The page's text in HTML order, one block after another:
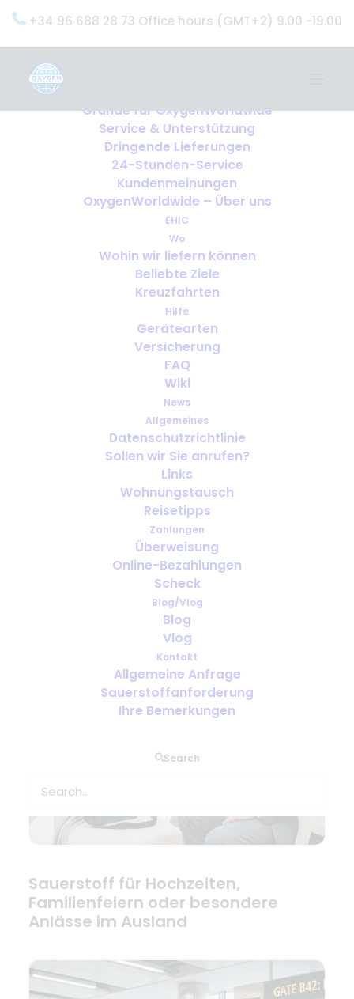
+34 96 688 28 73 Office hours (GMT+2) 9.00 -19.00
Gründe für OxygenWorldwide
Service & Unterstützung
Dringende Lieferungen
24-Stunden-Service
Kundenmeinungen
OxygenWorldwide – Über uns
EHIC
Wo
Wohin wir liefern können
Beliebte Ziele
Kreuzfahrten
Hilfe
Gerätearten
Versicherung
FAQ
Wiki
News
Allgemeines
Datenschutzrichtlinie
Sollen wir Sie anrufen?
Links
Wohnungstausch
Reisetipps
Zahlungen
Überweisung
Online-Bezahlungen
Scheck
Blog/Vlog
Blog
Vlog
Kontakt
Allgemeine Anfrage
Sauerstoffanforderung
Ihre Bemerkungen
Search
Geschäftsreisen mit medizinischem
Sauerstoff: Was muss vor der
Abreise organisiert werden?
Sauerstoff für Hochzeiten,
Familienfeiern oder besondere
Anlässe im Ausland